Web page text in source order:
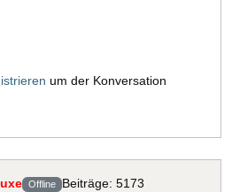
um der Konversation
Offline Beiträge: 5173